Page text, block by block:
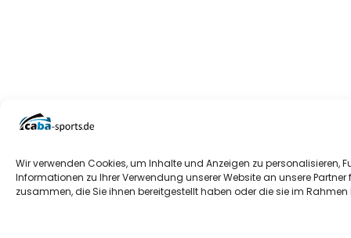
Wir verwenden Cookies, um Inhalte und Anzeigen zu
Informationen zu Ihrer Verwendung unserer Website an unsere
zusammen, die Sie ihnen bereitgestellt haben oder die sie im